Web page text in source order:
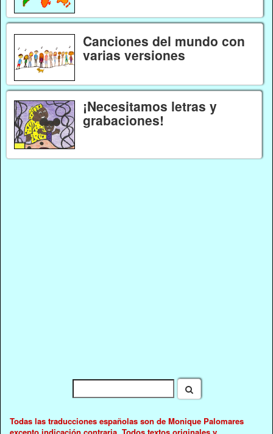
Canciones del mundo con
varias versiones
¡Necesitamos letras y
grabaciones!
Todas las traducciones españolas son de Monique Palomares
excepto indicación contraria. Todos textos originales y